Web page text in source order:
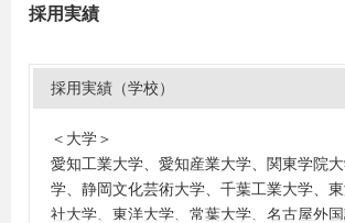
採用実績
採用実績（学校）
＜大学＞
愛知工業大学、愛知産業大学、関東学院
学、静岡文化芸術大学、千葉工業大学、
社大学、東洋大学、常葉大学、名古屋外